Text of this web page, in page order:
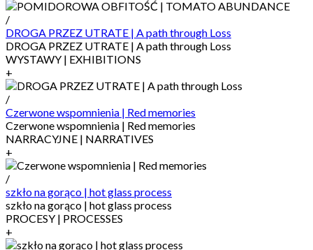
/
DROGA PRZEZ UTRATE | A path through Loss
DROGA PRZEZ UTRATE | A path through Loss
WYSTAWY | EXHIBITIONS
+
/
Czerwone wspomnienia | Red memories
Czerwone wspomnienia | Red memories
NARRACYJNE | NARRATIVES
+
/
szkło na gorąco | hot glass process
szkło na gorąco | hot glass process
PROCESY | PROCESSES
+